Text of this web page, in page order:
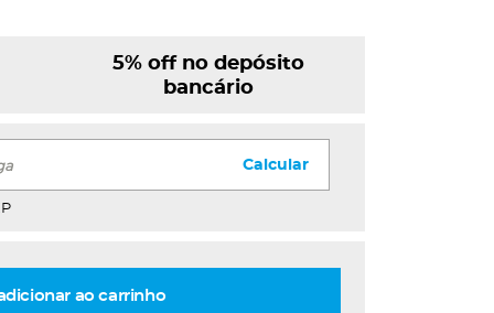
5% off no depósito
bancário
Calcular
ao carrinho